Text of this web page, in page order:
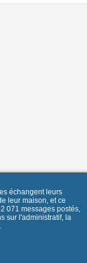
échangent leurs
leur maison, et ce
071 messages postés,
sur l'administratif, la